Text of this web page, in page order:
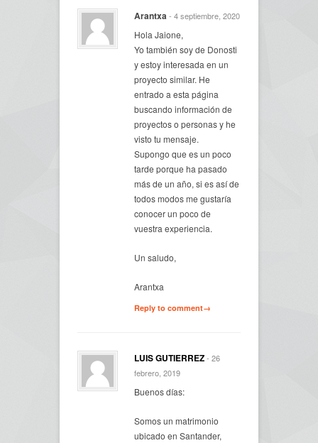
Arantxa- 4 septiembre, 2020
Hola Jaione,
Yo también soy de Donosti
y estoy interesada en un
proyecto similar. He
entrado a esta página
buscando información de
proyectos o personas y he
visto tu mensaje.
Supongo que es un poco
tarde porque ha pasado
más de un año, si es así de
todos modos me gustaría
conocer un poco de
vuestra experiencia.
Un saludo,
Arantxa
Reply to comment→
LUIS GUTIERREZ- 26
febrero, 2019
Buenos días:
Somos un matrimonio
ubicado en Santander,